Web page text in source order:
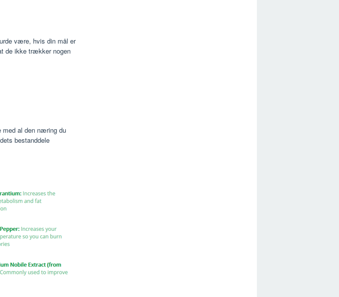
være, hvis din mål er
de ikke trækker nogen
med al den næring du
bestanddele